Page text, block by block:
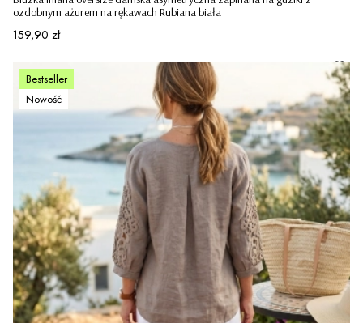
ozdobnym ażurem na rękawach Rubiana biała
Cena
159,90 zł
Bestseller
Nowość